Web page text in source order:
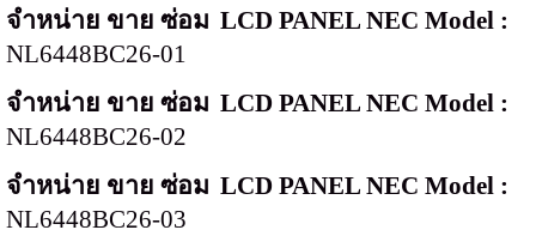
จำหน่าย ขาย ซ่อม LCD PANEL NEC Model :
NL6448BC26-01
จำหน่าย ขาย ซ่อม LCD PANEL NEC Model :
NL6448BC26-02
จำหน่าย ขาย ซ่อม LCD PANEL NEC Model :
NL6448BC26-03